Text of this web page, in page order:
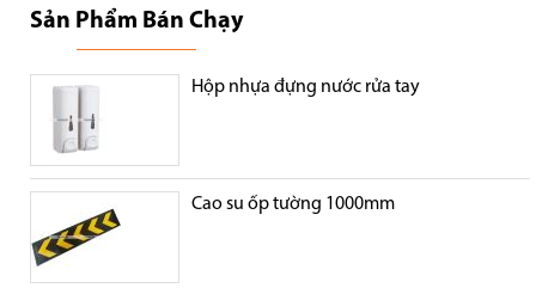
Sản Phẩm Bán Chạy
Hộp nhựa đựng nước rửa tay
Cao su ốp tường 1000mm